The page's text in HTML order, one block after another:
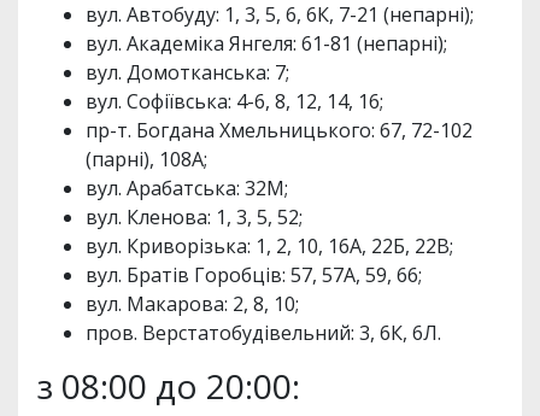
вул. Автобуду: 1, 3, 5, 6, 6К, 7-21 (непарні);
вул. Академіка Янгеля: 61-81 (непарні);
вул. Домотканська: 7;
вул. Софіївська: 4-6, 8, 12, 14, 16;
пр-т. Богдана Хмельницького: 67, 72-102
(парні), 108А;
вул. Арабатська: 32М;
вул. Кленова: 1, 3, 5, 52;
вул. Криворізька: 1, 2, 10, 16А, 22Б, 22В;
вул. Братів Горобців: 57, 57А, 59, 66;
вул. Макарова: 2, 8, 10;
пров. Верстатобудівельний: 3, 6К, 6Л.
з 08:00 до 20:00: